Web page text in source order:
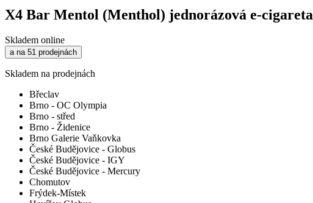
X4 Bar Mentol (Menthol) jednorázová e-cigareta
Skladem online
a na 51 prodejnách
Skladem na prodejnách
Břeclav
Brno - OC Olympia
Brno - střed
Brno - Židenice
Brno Galerie Vaňkovka
České Budějovice - Globus
České Budějovice - IGY
České Budějovice - Mercury
Chomutov
Frýdek-Místek